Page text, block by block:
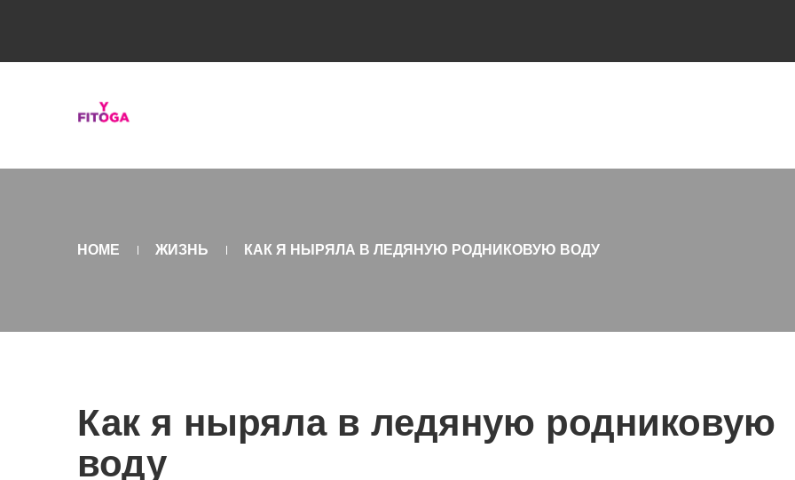
HOME ЖИЗНЬ КАК Я НЫРЯЛА В ЛЕДЯНУЮ РОДНИКОВУЮ ВОДУ
Как я ныряла в ледяную родниковую
воду